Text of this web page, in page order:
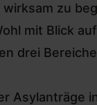
zu
mit Blick
drei
Asylanträge